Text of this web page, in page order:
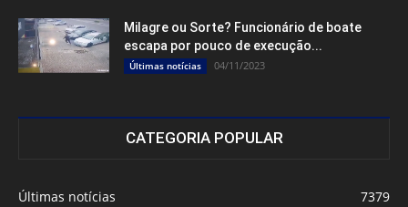
Milagre ou Sorte? Funcionário de boate
escapa por pouco de execução...
Últimas notícias 04/11/2023
CATEGORIA POPULAR
Últimas notícias
7379